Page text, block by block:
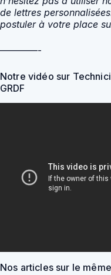
de lettres
postuler à votre place
————-
Notre vidéo sur
GRDF
Nos articles sur le